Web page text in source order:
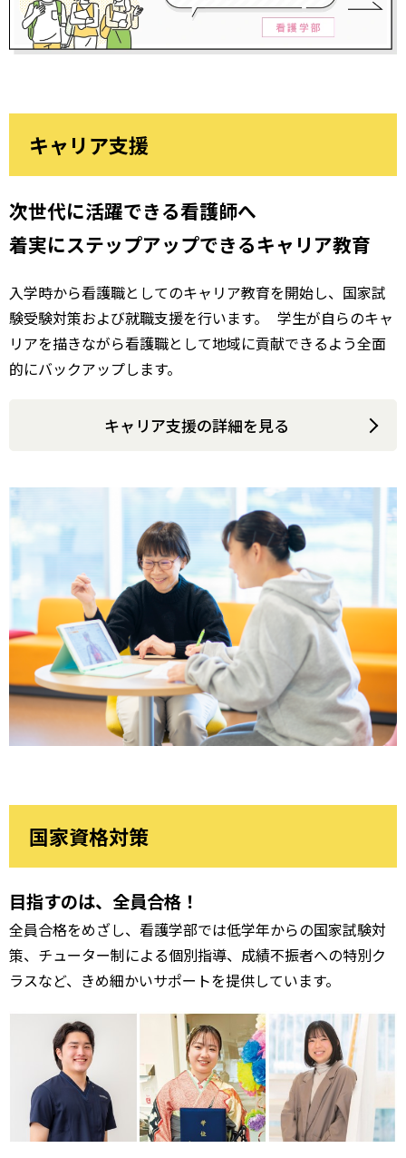
キャリア支援
次世代に活躍できる看護師へ
着実にステップアップできるキャリア教育
入学時から看護職としてのキャリア教育を開始し、国家試
験受験対策および就職支援を行います。 学生が自らのキャ
リアを描きながら看護職として地域に貢献できるよう全面
的にバックアップします。
キャリア支援の詳細を見る
国家資格対策
目指すのは、全員合格！
全員合格をめざし、看護学部では低学年からの国家試験対
策、チューター制による個別指導、成績不振者への特別ク
ラスなど、きめ細かいサポートを提供しています。